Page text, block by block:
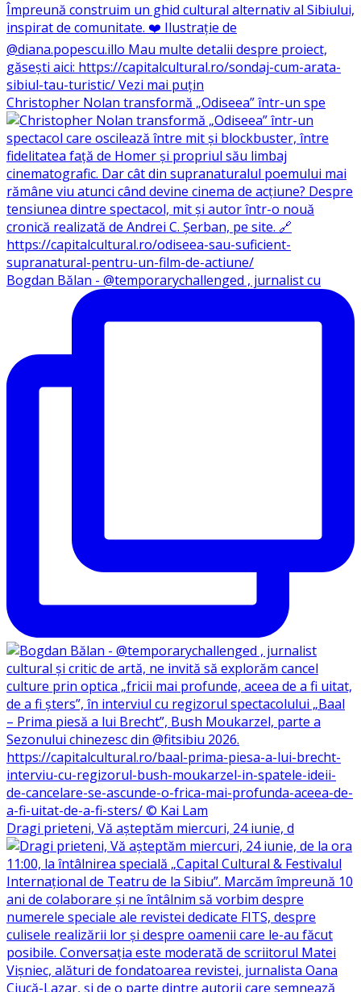
Christopher Nolan transformă „Odiseea” într-un spe
Bogdan Bălan - @temporarychallenged , jurnalist cu
Dragi prieteni, Vă așteptăm miercuri, 24 iunie, d